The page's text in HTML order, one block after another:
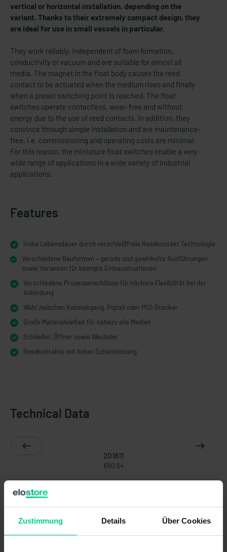
Zustimmung Details Über Cookies
vertical or horizontal installation, depending on the
variant. Thanks to their extremely compact design, they
are ideal for use in small vessels in particular.
They work reliably, independent of foam formation,
conductivity or vacuum and are suitable for almost all
media. The magnet in the float body causes the reed
contact to be actuated when the medium rises and finally
when a preset switching point is reached. The float
switches operate contactless, wear-free and without
energy due to the use of reed contacts. In addition, they
convince through simple installation and are maintenance-
free, i.e. commissioning and operating costs are minimal.
For this reason, the miniature float switches enable a very
wide range of applications in a wide variety of industrial
applications.
Features
Hohe Lebensdauer durch verschleißfreie Reedkontakt Technologie
Verschiedene Bauformen – gerade und gewinkelte Ausführungen
sowie Varianten für beengte Einbausituationen
Verschiedene Prozessanschlüsse für höchste Flexibilität bei der
Anbindung
Wahl zwischen Kabelabgang, Pigtail oder M12-Stecker
Große Materialvielfalt für nahezu alle Medien
Schließer, Öffner sowie Wechsler
Reedkontakte mit hoher Schaltleistung
Technical Data
201811
€80.64
Change of switching function by
turning the float: